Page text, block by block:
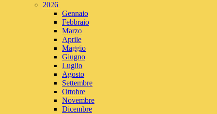
2026
Gennaio
Febbraio
Marzo
Aprile
Maggio
Giugno
Luglio
Agosto
Settembre
Ottobre
Novembre
Dicembre